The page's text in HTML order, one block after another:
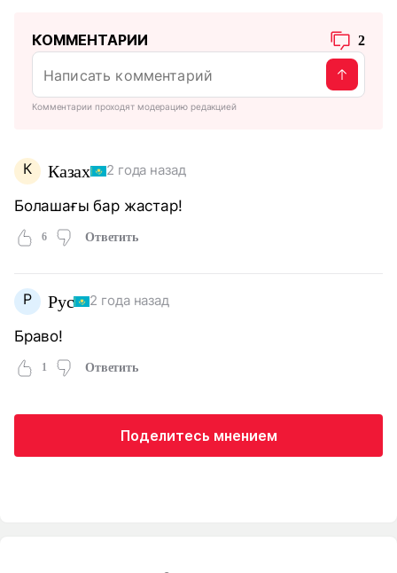
КОММЕНТАРИИ 2
Комментарии проходят модерацию редакцией
К Казах 2 года назад
Болашағы бар жастар!
6 Ответить
Р Рус 2 года назад
Браво!
1 Ответить
Поделитесь мнением